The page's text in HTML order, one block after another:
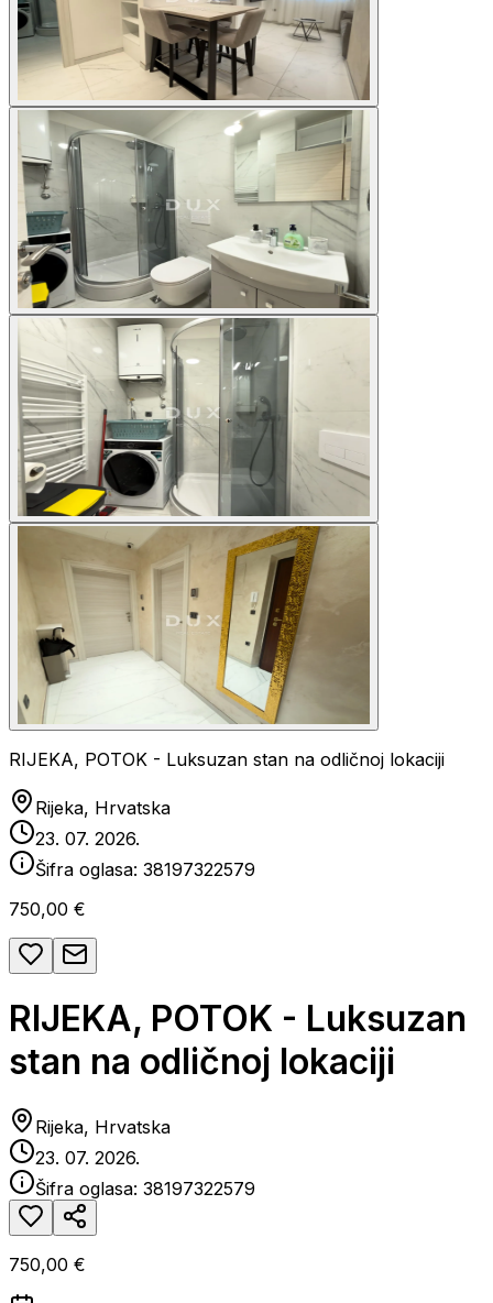
RIJEKA, POTOK - Luksuzan stan na odličnoj lokaciji
Rijeka, Hrvatska
23. 07. 2026.
Šifra oglasa: 38197322579
750,00 €
RIJEKA, POTOK - Luksuzan
stan na odličnoj lokaciji
Rijeka, Hrvatska
23. 07. 2026.
Šifra oglasa: 38197322579
750,00 €